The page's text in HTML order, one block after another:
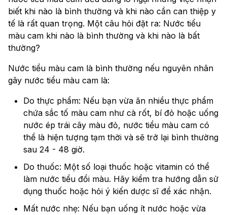
biết khi nào là bình thường và khi nào cần can thiệp y
tế là rất quan trọng. Một câu hỏi đặt ra: Nước tiểu
màu cam khi nào là bình thường và khi nào là bất
thường?
Nước tiểu màu cam là bình thường nếu nguyên nhân
gây nước tiểu màu cam là:
Do thực phẩm: Nếu bạn vừa ăn nhiều thực phẩm
chứa sắc tố màu cam như cà rốt, bí đỏ hoặc uống
nước ép trái cây màu đỏ, nước tiểu màu cam có
thể là hiện tượng tạm thời và sẽ trở lại bình thường
sau 24 - 48 giờ.
Do thuốc: Một số loại thuốc hoặc vitamin có thể
làm nước tiểu đổi màu. Hãy kiểm tra hướng dẫn sử
dụng thuốc hoặc hỏi ý kiến dược sĩ để xác nhận.
Mất nước nhẹ: Nếu bạn uống ít nước hoặc vừa